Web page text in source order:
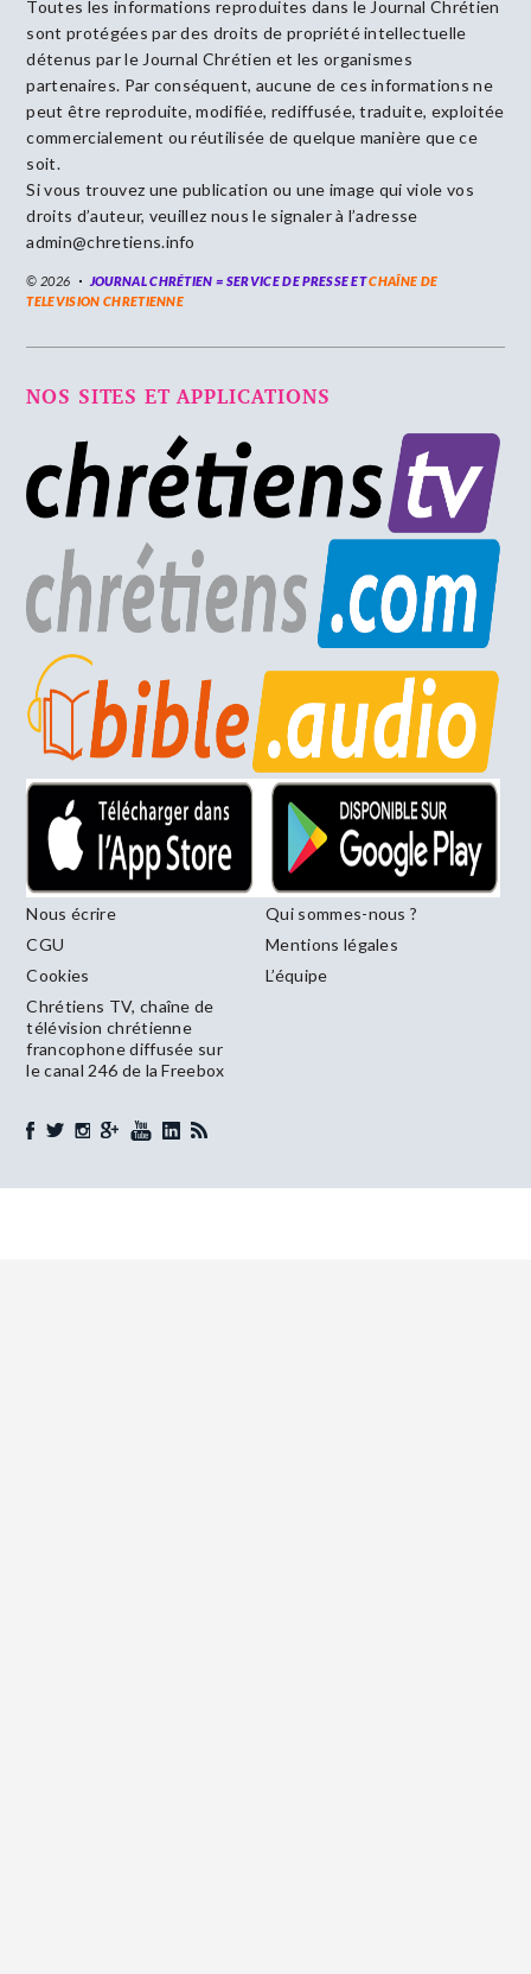
Toutes les informations reproduites dans le Journal Chrétien
sont protégées par des droits de propriété intellectuelle
détenus par le Journal Chrétien et les organismes
partenaires. Par conséquent, aucune de ces informations ne
peut être reproduite, modifiée, rediffusée, traduite, exploitée
commercialement ou réutilisée de quelque manière que ce
soit.
Si vous trouvez une publication ou une image qui viole vos
droits d’auteur, veuillez nous le signaler à l’adresse
admin@chretiens.info
© 2026 JOURNAL CHRÉTIEN = SERVICE DE PRESSE ETCHAÎNE DE
TELEVISION CHRETIENNE
NOS SITES ET APPLICATIONS
Nous écrire
Qui sommes-nous ?
CGU
Mentions légales
Cookies
L’équipe
Chrétiens TV, chaîne de
télévision chrétienne
francophone diffusée sur
le canal 246 de la Freebox